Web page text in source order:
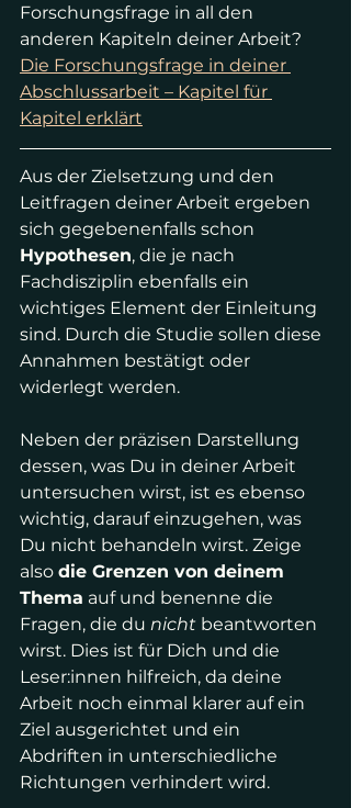
Forschungsfrage in all den
anderen Kapiteln deiner Arbeit?
Die Forschungsfrage in deiner
Abschlussarbeit – Kapitel für
Kapitel erklärt
Aus der Zielsetzung und den
Leitfragen deiner Arbeit ergeben
sich gegebenenfalls schon
Hypothesen, die je nach
Fachdisziplin ebenfalls ein
wichtiges Element der Einleitung
sind. Durch die Studie sollen diese
Annahmen bestätigt oder
widerlegt werden.
Neben der präzisen Darstellung
dessen, was Du in deiner Arbeit
untersuchen wirst, ist es ebenso
wichtig, darauf einzugehen, was
Du nicht behandeln wirst. Zeige
also die Grenzen von deinem
Thema auf und benenne die
Fragen, die du nicht beantworten
wirst. Dies ist für Dich und die
Leser:innen hilfreich, da deine
Arbeit noch einmal klarer auf ein
Ziel ausgerichtet und ein
Abdriften in unterschiedliche
Richtungen verhindert wird.